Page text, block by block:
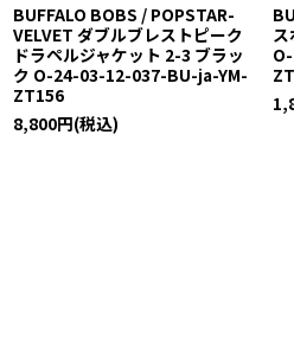
BUFFALO BOBS / POPSTAR-
VELVET ダブルブレストピーク
ドラペルジャケット 2-3 ブラッ
ク O-24-03-12-037-BU-ja-YM-
ZT156
8,800円(税込)